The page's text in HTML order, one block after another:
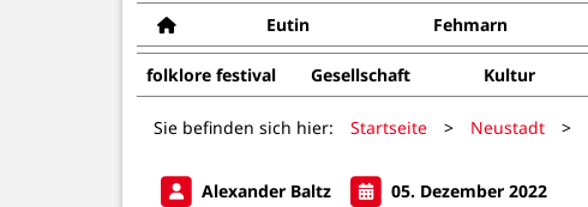
Eutin Fehmarn
folklore festival Gesellschaft Kultur
Sie befinden sich hier: Startseite > Neustadt >
Alexander Baltz 05. Dezember 2022